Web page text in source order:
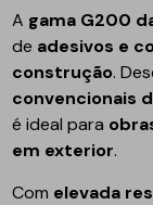
A gama G200
de adesivos e
construção.
convencionais
é ideal para
em exterior.
Com elevada